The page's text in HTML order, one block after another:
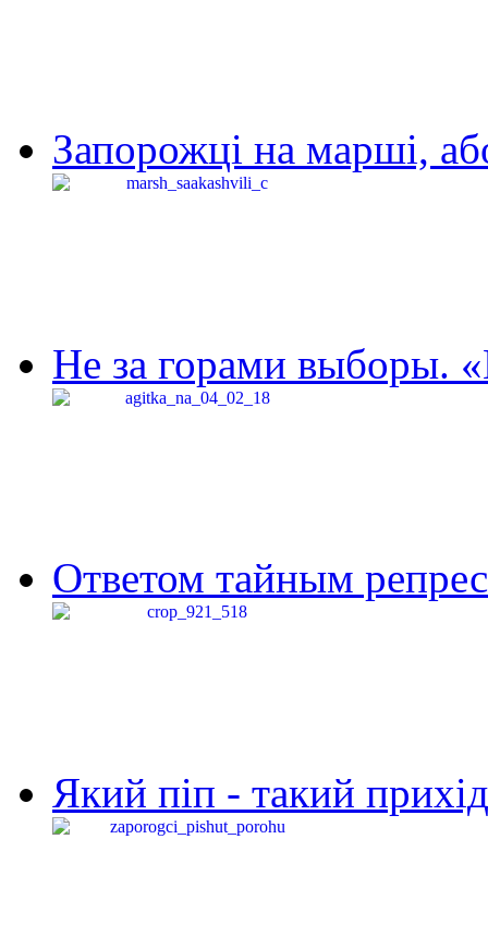
Запорожці на марші,
Не за горами выборы.
Ответом тайным
Який піп - такий